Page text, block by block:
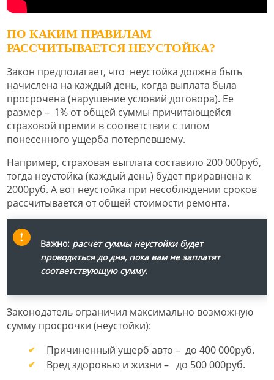
ПО КАКИМ ПРАВИЛАМ
РАССЧИТЫВАЕТСЯ НЕУСТОЙКА?
Закон предполагает, что неустойка должна быть
начислена на каждый день, когда выплата была
просрочена (нарушение условий договора). Ее
размер – 1% от общей суммы причитающейся
страховой премии в соответствии с типом
понесенного ущерба потерпевшему.
Например, страховая выплата составило 200 000руб,
тогда неустойка (каждый день) будет приравнена к
2000руб. А вот неустойка при несоблюдении сроков
рассчитывается от общей стоимости ремонта.
Важно: расчет суммы неустойки будет
проводиться до дня, пока вам не заплатят
соответствующую сумму.
Законодатель ограничил максимально возможную
сумму просрочки (неустойки):
Причиненный ущерб авто – до 400 000руб.
Вред здоровью и жизни – до 500 000руб.